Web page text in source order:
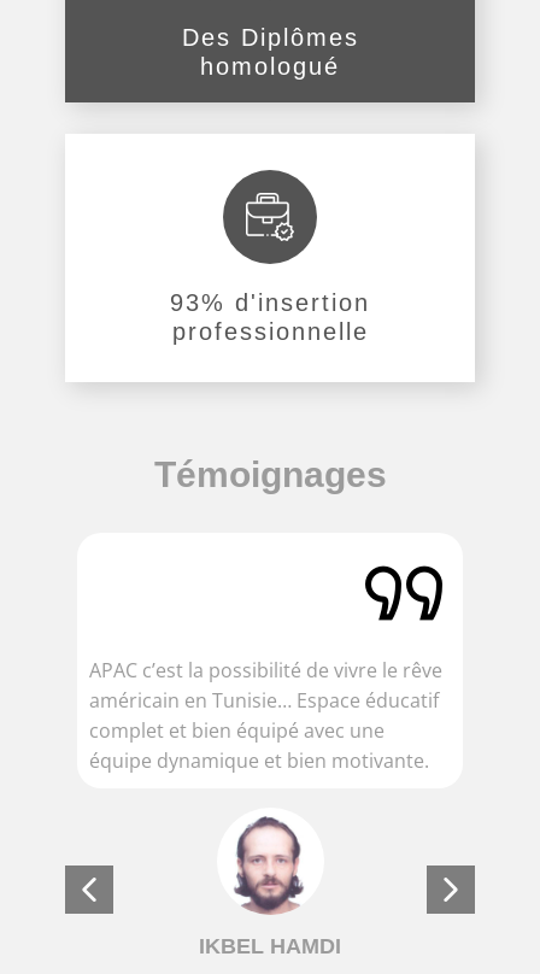
Des Diplômes
homologué
93% d'insertion
professionnelle
Témoignages
APAC c’est la possibilité de vivre le rêve
américain en Tunisie… Espace éducatif
complet et bien équipé avec une
équipe dynamique et bien motivante.
IKBEL HAMDI